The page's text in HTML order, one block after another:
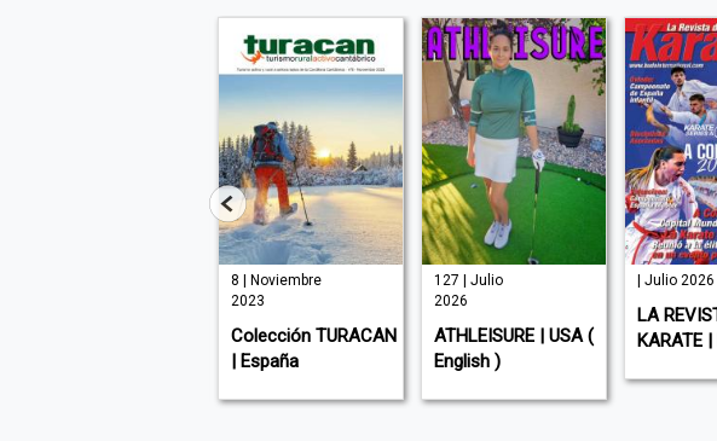
8 | Noviembre
2023
Colección TURACAN
| España
127 | Julio
2026
ATHLEISURE | USA (
English )
| Julio 2026
LA
KARATE